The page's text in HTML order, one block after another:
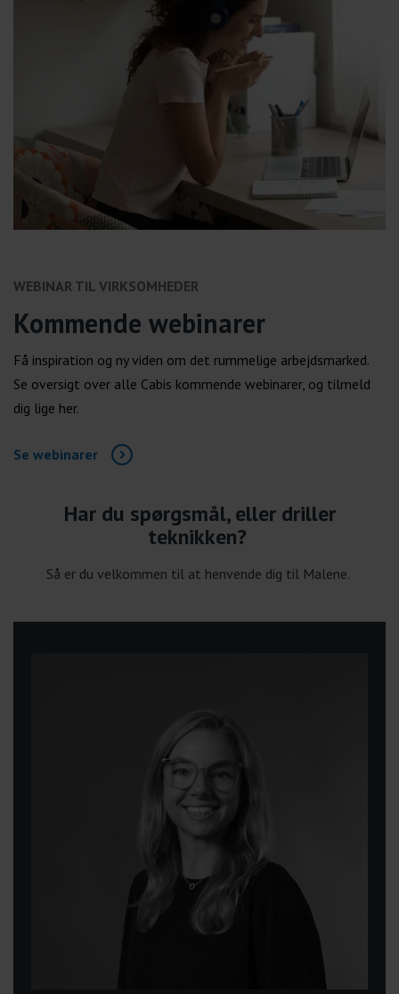
WEBINAR TIL VIRKSOMHEDER
Kommende webinarer
Få inspiration og ny viden om det rummelige arbejdsmarked.
Se oversigt over alle Cabis kommende webinarer, og tilmeld
dig lige her.
Se webinarer
Har du spørgsmål, eller driller
teknikken?
Så er du velkommen til at henvende dig til Malene.